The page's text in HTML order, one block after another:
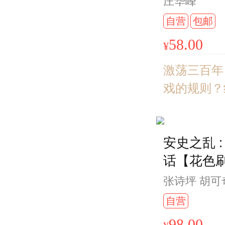
自营 包邮
¥58.00
激荡三百
戏的规则
装，三面
票，专属
安史之乱
话【花色
2025年度
张诗坪 胡可
自营